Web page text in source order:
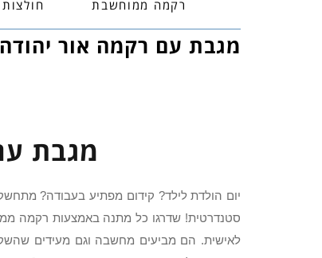
רקמה ממוחשבת חולצות
מגבת עם רקמה אור יהודה
מגבת
יום הולדת לילד? קידום מפתיע בעבודה?
סטנדרטית! שדרגו כל מתנה באמצעות רקמה
לאישית. הם מביעים מחשבה וגם מעידים